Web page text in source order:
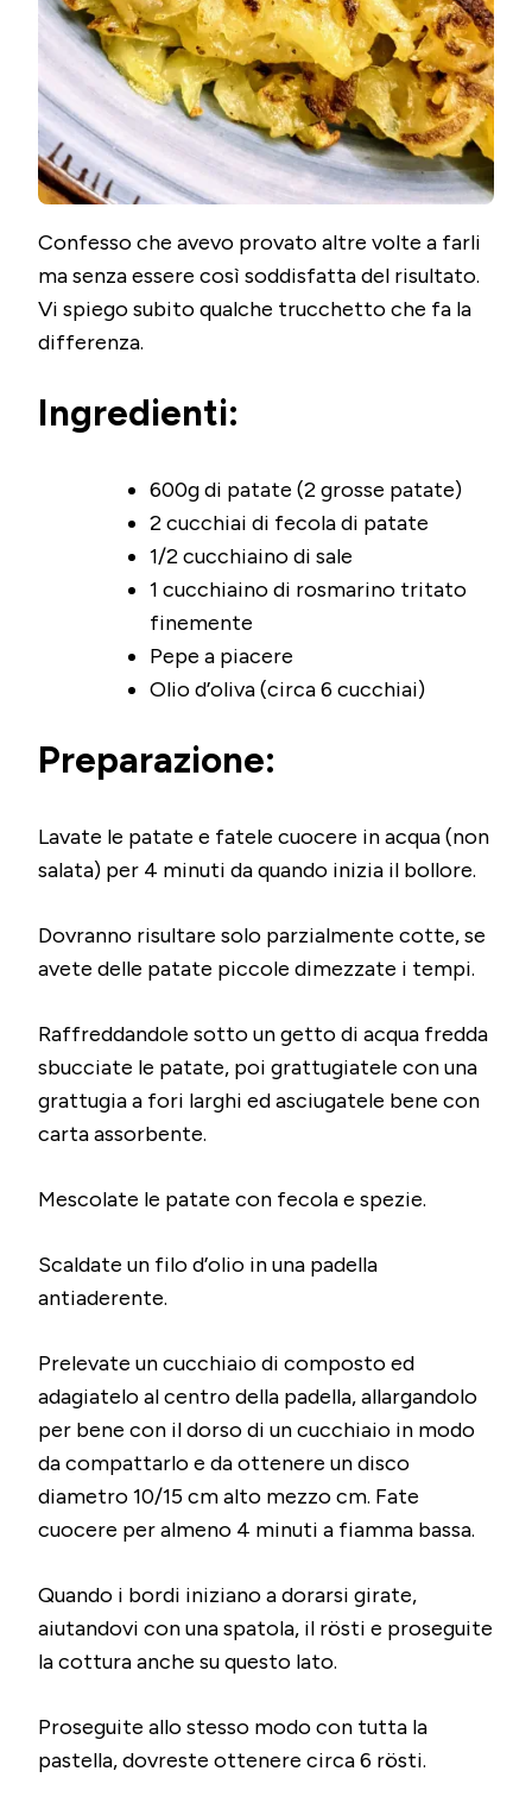
Confesso che avevo provato altre volte a farli
ma senza essere così soddisfatta del risultato.
Vi spiego subito qualche trucchetto che fa la
differenza.
Ingredienti:
600g di patate (2 grosse patate)
2 cucchiai di fecola di patate
1/2 cucchiaino di sale
1 cucchiaino di rosmarino tritato
finemente
Pepe a piacere
Olio d’oliva (circa 6 cucchiai)
Preparazione:
Lavate le patate e fatele cuocere in acqua (non
salata) per 4 minuti da quando inizia il bollore.
Dovranno risultare solo parzialmente cotte, se
avete delle patate piccole dimezzate i tempi.
Raffreddandole sotto un getto di acqua fredda
sbucciate le patate, poi grattugiatele con una
grattugia a fori larghi ed asciugatele bene con
carta assorbente.
Mescolate le patate con fecola e spezie.
Scaldate un filo d’olio in una padella
antiaderente.
Prelevate un cucchiaio di composto ed
adagiatelo al centro della padella, allargandolo
per bene con il dorso di un cucchiaio in modo
da compattarlo e da ottenere un disco
diametro 10/15 cm alto mezzo cm. Fate
cuocere per almeno 4 minuti a fiamma bassa.
Quando i bordi iniziano a dorarsi girate,
aiutandovi con una spatola, il rösti e proseguite
la cottura anche su questo lato.
Proseguite allo stesso modo con tutta la
pastella, dovreste ottenere circa 6 rösti.